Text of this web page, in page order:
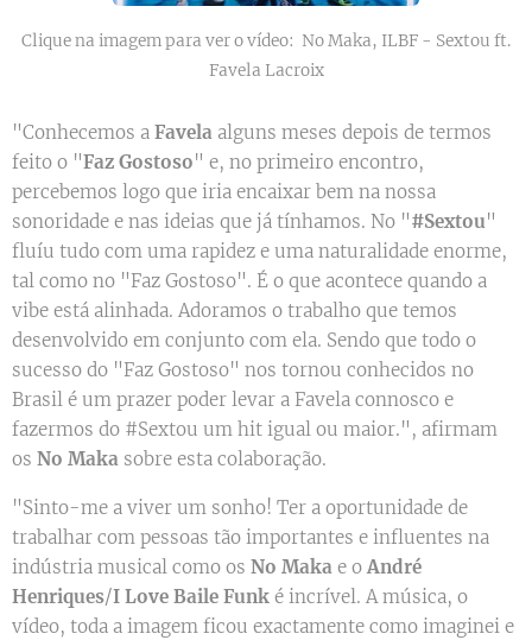
Clique na imagem para ver o vídeo: No Maka, ILBF - Sextou ft.
Favela Lacroix
"Conhecemos a Favela alguns meses depois de termos
feito o "Faz Gostoso" e, no primeiro encontro,
percebemos logo que iria encaixar bem na nossa
sonoridade e nas ideias que já tínhamos. No "#Sextou"
fluíu tudo com uma rapidez e uma naturalidade enorme,
tal como no "Faz Gostoso". É o que acontece quando a
vibe está alinhada. Adoramos o trabalho que temos
desenvolvido em conjunto com ela. Sendo que todo o
sucesso do "Faz Gostoso" nos tornou conhecidos no
Brasil é um prazer poder levar a Favela connosco e
fazermos do #Sextou um hit igual ou maior.", afirmam
os No Maka sobre esta colaboração.
"Sinto-me a viver um sonho! Ter a oportunidade de
trabalhar com pessoas tão importantes e influentes na
indústria musical como os No Maka e oAndré
Henriques/I Love Baile Funk é incrível. A música, o
vídeo, toda a imagem ficou exactamente como imaginei e